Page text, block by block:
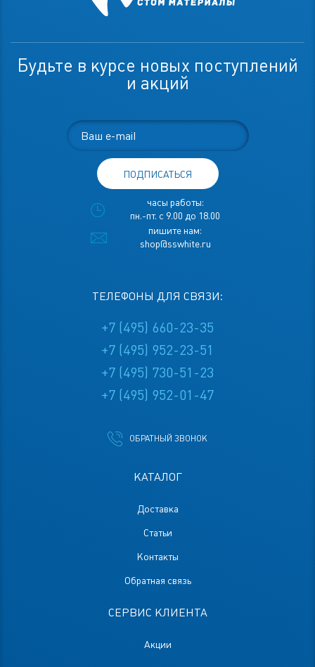
КАТАЛОГ
Доставка
Статьи
Контакты
Обратная связь
СЕРВИС КЛИЕНТА
Акции
Будьте в курсе новых поступлений
и акций
ПОДПИСАТЬСЯ
часы работы:
пн.-пт. с 9.00 до 18.00
пишите нам:
shop@sswhite.ru
ТЕЛЕФОНЫ ДЛЯ СВЯЗИ:
+7 (495) 660-23-35
+7 (495) 952-23-51
+7 (495) 730-51-23
+7 (495) 952-01-47
ОБРАТНЫЙ ЗВОНОК